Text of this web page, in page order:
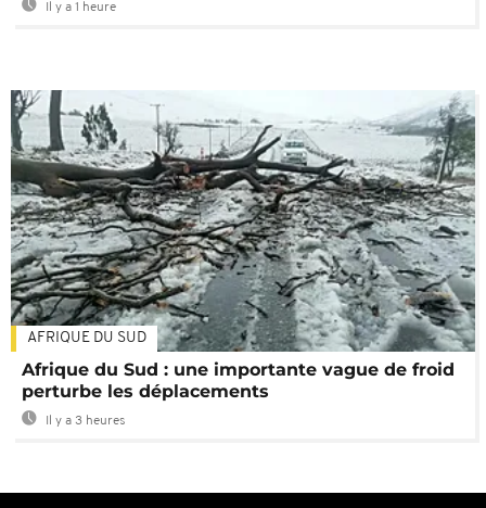
Il y a 1 heure
AFRIQUE DU SUD
Afrique du Sud : une importante vague de froid
perturbe les déplacements
Il y a 3 heures